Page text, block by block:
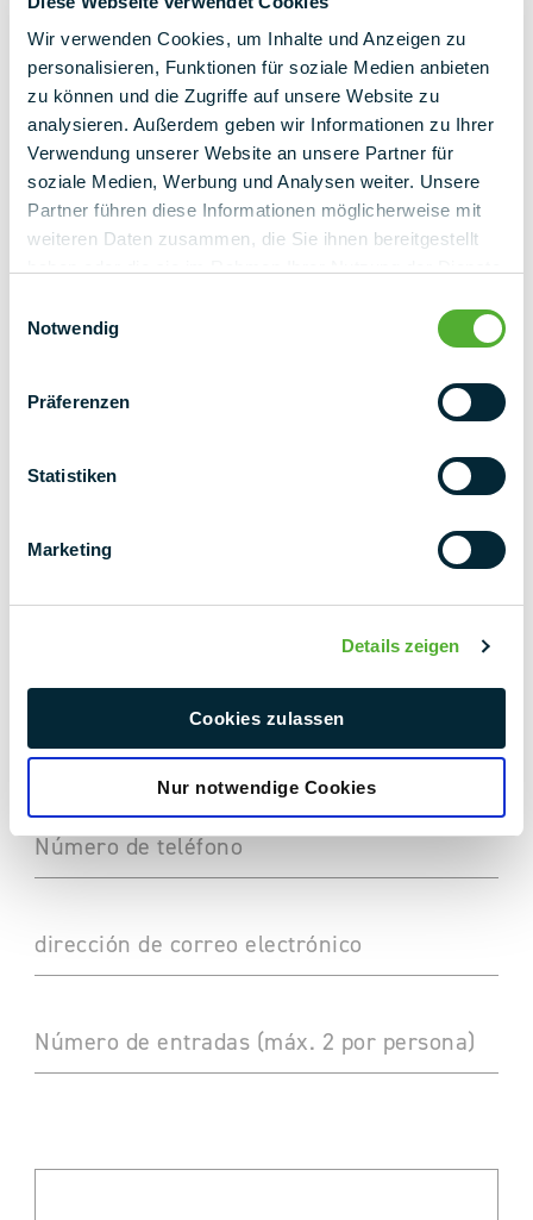
Wir verwenden Cookies, um Inhalte und Anzeigen zu
personalisieren, Funktionen für soziale Medien anbieten
zu können und die Zugriffe auf unsere Website zu
analysieren. Außerdem geben wir Informationen zu Ihrer
Verwendung unserer Website an unsere Partner für
soziale Medien, Werbung und Analysen weiter. Unsere
Partner führen diese Informationen möglicherweise mit
weiteren Daten zusammen, die Sie ihnen bereitgestellt
Notwendig
Präferenzen
Statistiken
Marketing
Details zeigen
Cookies zulassen
Nur notwendige Cookies
Saludo
Sra.
Sr. Varios
Idioma
Alemán
Inglés
La empresa
País (opcional)
Número de teléfono
dirección de correo electrónico
Número de entradas (máx. 2 por persona)